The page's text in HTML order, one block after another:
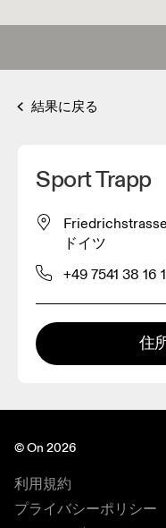
結果に戻る
Sport Trapp
ドイツ
+49 7541 38 16
住
© On 2026
利用規約
プライバシーポリシー